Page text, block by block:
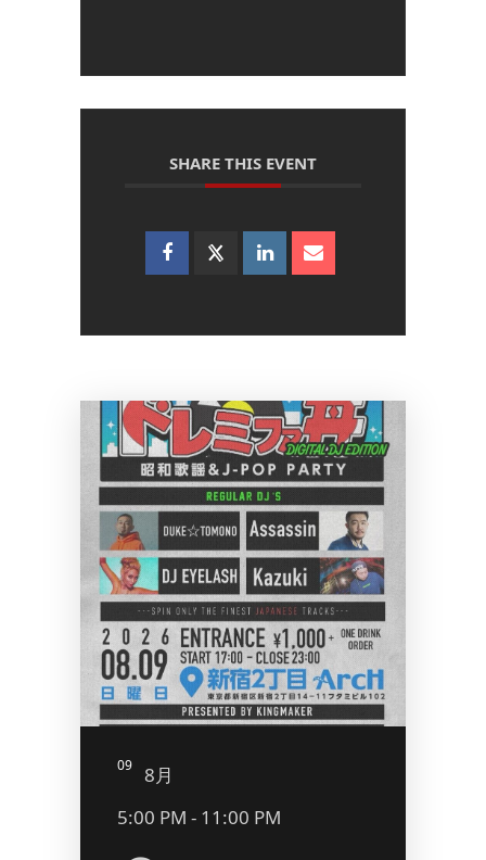
SHARE THIS EVENT
09
8月
5:00 PM - 11:00 PM